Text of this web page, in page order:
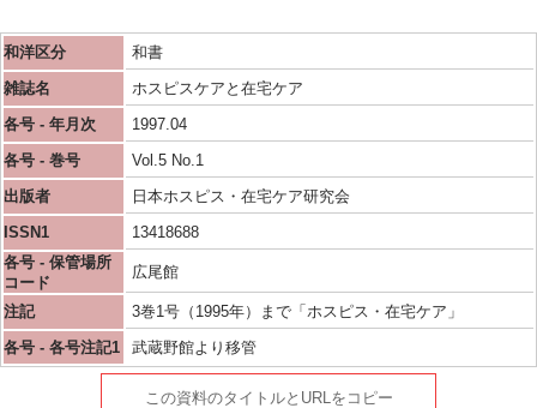
和洋区分
和書
雑誌名
ホスピスケアと在宅ケア
各号 - 年月次
1997.04
各号 - 巻号
Vol.5 No.1
出版者
日本ホスピス・在宅ケア研究会
ISSN1
13418688
各号 - 保管場所
コード
広尾館
注記
3巻1号（1995年）まで「ホスピス・在宅ケア」
各号 - 各号注記1
武蔵野館より移管
この資料のタイトルとURLをコピー